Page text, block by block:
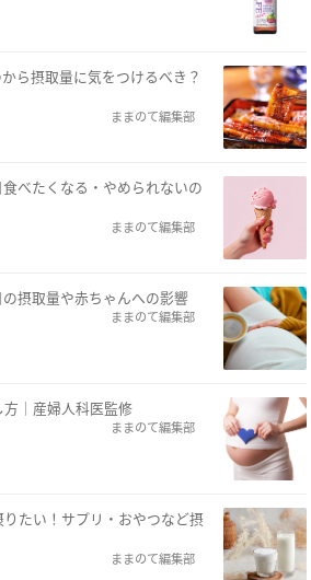
ら摂取量に気をつけるべき？
ままのて編集部
べたくなる・やめられないの
ままのて編集部
摂取量や赤ちゃんへの影響
ままのて編集部
｜産婦人科医監修
ままのて編集部
たい！サプリ・おやつなど摂
ままのて編集部